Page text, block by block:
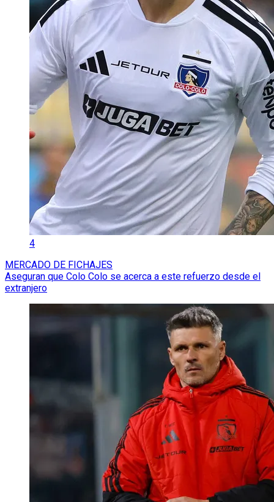
4
MERCADO DE FICHAJES
Aseguran que Colo Colo se acerca a este refuerzo desde el
extranjero